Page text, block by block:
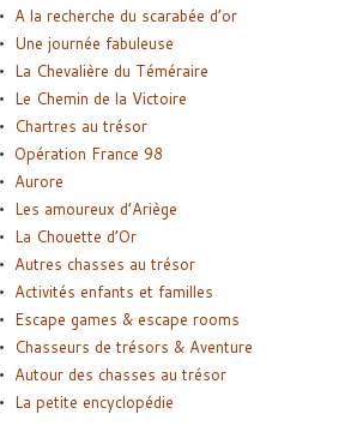
A la recherche du scarabée d’or
Une journée fabuleuse
La Chevalière du Téméraire
Le Chemin de la Victoire
Chartres au trésor
Opération France 98
Aurore
Les amoureux d’Ariège
La Chouette d’Or
Autres chasses au trésor
Activités enfants et familles
Escape games & escape rooms
Chasseurs de trésors & Aventure
Autour des chasses au trésor
La petite encyclopédie